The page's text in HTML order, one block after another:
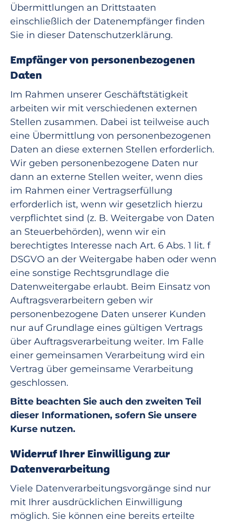
Übermittlungen an Drittstaaten
einschließlich der Datenempfänger finden
Sie in dieser Datenschutzerklärung.
Empfänger von personenbezogenen
Daten
Im Rahmen unserer Geschäftstätigkeit
arbeiten wir mit verschiedenen externen
Stellen zusammen. Dabei ist teilweise auch
eine Übermittlung von personenbezogenen
Daten an diese externen Stellen erforderlich.
Wir geben personenbezogene Daten nur
dann an externe Stellen weiter, wenn dies
im Rahmen einer Vertragserfüllung
erforderlich ist, wenn wir gesetzlich hierzu
verpflichtet sind (z. B. Weitergabe von Daten
an Steuerbehörden), wenn wir ein
berechtigtes Interesse nach Art. 6 Abs. 1 lit. f
DSGVO an der Weitergabe haben oder wenn
eine sonstige Rechtsgrundlage die
Datenweitergabe erlaubt. Beim Einsatz von
Auftragsverarbeitern geben wir
personenbezogene Daten unserer Kunden
nur auf Grundlage eines gültigen Vertrags
über Auftragsverarbeitung weiter. Im Falle
einer gemeinsamen Verarbeitung wird ein
Vertrag über gemeinsame Verarbeitung
geschlossen.
Bitte beachten Sie auch den zweiten Teil
dieser Informationen, sofern Sie unsere
Kurse nutzen.
Widerruf Ihrer Einwilligung zur
Datenverarbeitung
Viele Datenverarbeitungsvorgänge sind nur
mit Ihrer ausdrücklichen Einwilligung
möglich. Sie können eine bereits erteilte